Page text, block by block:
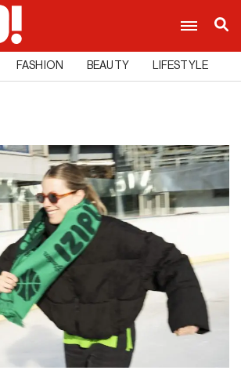
FASHION BEAUTY LIFESTYLE